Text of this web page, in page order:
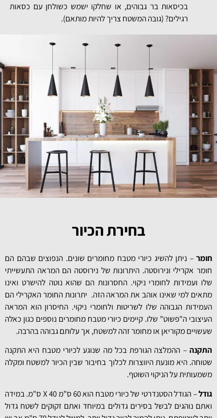
בכיסאות בר גבוהים, או שחלקו ישמש כשולחן עם כסאות
רגילים? (גובה המשטח צריך להיות מותאם).
בחירת הכיור
חומר – ניתן להשיג כיורי מטבח מחומרים שונים. הנפוצים שבהם הם
חומר אקרילי ונירוסטה. היתרונות של נירוסטה הם המראה התעשייתי
שלו ועמידות לחומרי ניקוי. החסרונות הם שהוא נוטה להישרט ואינו
מתאים למי שאינו אוהב את המראה הזה. יתרונות החומר האקרילי הם
העמידות הגבוהה שלו לשריטות ולחומרי ניקוי. החיסרון הוא המראה
העיצובי ה"פשוט" שלו. קיימים כיורי מטבח מחומרים נוספים כגון כאלה
שעשויים מקוריאן או מחומר זהה למשטח, אך עלותם גבוהה בהרבה.
התקנה – ההמלצה הגורפת בכל מה שנוגע לכיורי מטבח היא התקנה
שטוחה. היא מונעת היווצרות לכלוך בחיבור שבין הכיור למשטח ומקלה
משמעותית על הניקוי השוטף.
גודל
– הגודל הסטנדרטי של כיורי מטבח הוא 60 ס"מ X 40 ס"מ. במידה
ואתם נוהגים לבשל בסירים גדולים במיוחד ואתם זקוקים לשטח גדול